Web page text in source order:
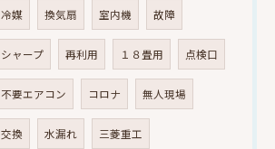
冷媒 換気扇 室内機 故障
シャープ 再利用 １８畳用 点検口
不要エアコン コロナ 無人現場
交換 水漏れ 三菱重工